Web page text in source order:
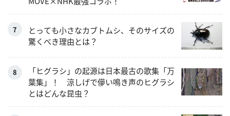
とっても小さなカブトムシ、そのサイズの
驚くべき理由とは？
「ヒグラシ」の起源は日本最古の歌集「万
葉集」！ 涼しげで儚い鳴き声のヒグラシ
とはどんな昆虫？